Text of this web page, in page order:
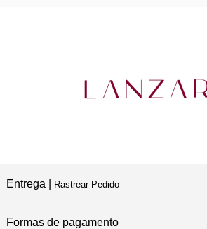
Entrega | Rastrear Pedido
Formas de pagamento